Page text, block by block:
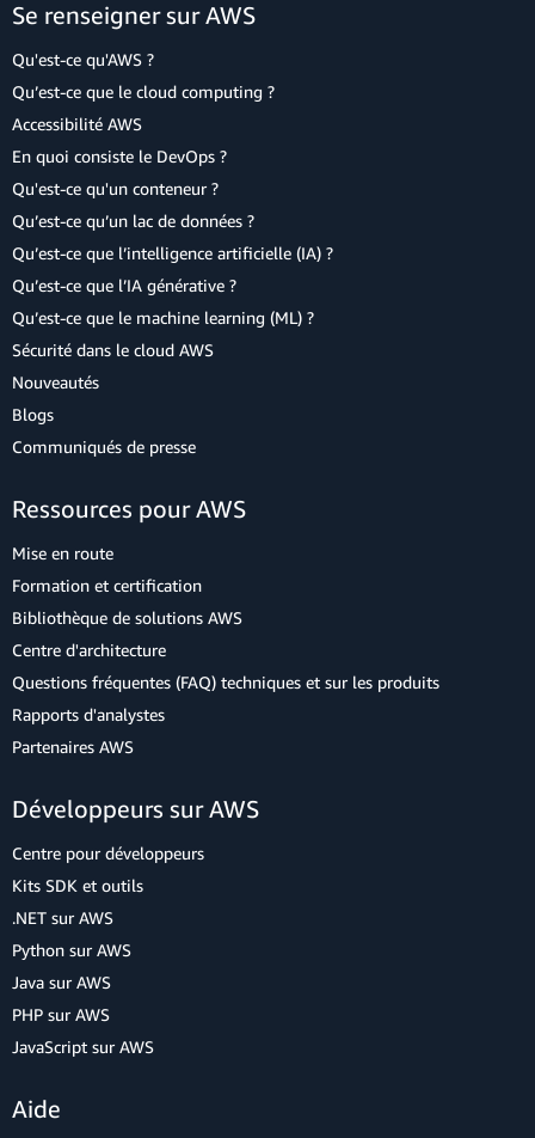
Se renseigner sur AWS
Qu'est-ce qu'AWS ?
Qu’est-ce que le cloud computing ?
Accessibilité AWS
En quoi consiste le DevOps ?
Qu'est-ce qu'un conteneur ?
Qu’est-ce qu’un lac de données ?
Qu’est-ce que l’intelligence artificielle (IA) ?
Qu’est-ce que l’IA générative ?
Qu’est-ce que le machine learning (ML) ?
Sécurité dans le cloud AWS
Nouveautés
Blogs
Communiqués de presse
Ressources pour AWS
Mise en route
Formation et certification
Bibliothèque de solutions AWS
Centre d'architecture
Questions fréquentes (FAQ) techniques et sur les produits
Rapports d'analystes
Partenaires AWS
Développeurs sur AWS
Centre pour développeurs
Kits SDK et outils
.NET sur AWS
Python sur AWS
Java sur AWS
PHP sur AWS
JavaScript sur AWS
Aide